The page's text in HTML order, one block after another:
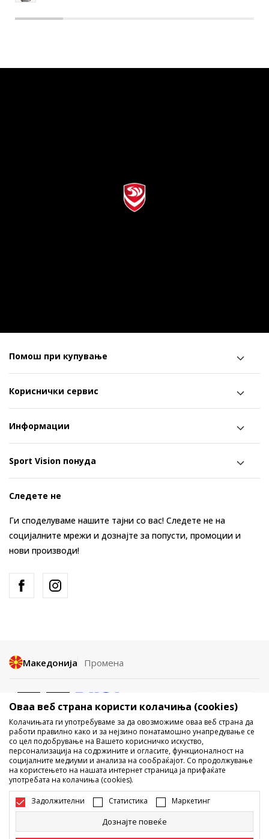
Помош при купување
Кориснички сервис
Информации
Sport Vision понуда
Следете не
Ги споделуваме нашите тајни со вас! Следете не на
социјалните мрежи и дознајте за попусти, промоции и
нови производи!
Македонија Промена
Не е дозволено превземање или користење на содржината од
интернет страните на Sport Vision, делумно или целосно a се
однесува на логоа, трговски марки, комерцијални содржини, ниту
истите да се отстапуваат на трети лица, јавно да се објавуваат или да
се користат за било какви цели, без писмена согласност од БДС.МК
ДООЕЛ.
Настојуваме да бидеме што попрецизни во описот на производот,
фотографијата и самата цена, но не можеме да гарантираме дака
сите информации се комплетни и без грешка. Сите прикажани
Оваа веб страна користи колачиња (cookies)
Колачињата ги употребуваме за да овозможиме оваа веб страна да
работи правилно како и за нејзино понатамошно унапредување се
со цел подобрување на Вашето корисничко искуство,
персонализација на содржините и огласите, функционалност на
социјалните медиуми и анализа на сообраќајот. Со продолжување
на користењето на нашата интернет страница ја прифаќате
употребата на колачиња (cookies).
Задолжителни Статистика Маркетинг
Дознајте повеќе